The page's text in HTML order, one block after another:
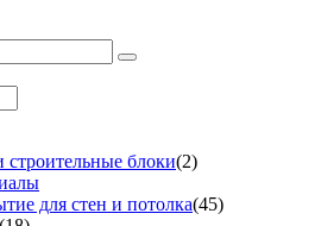
блоки(2)
для стен и потолка(45)